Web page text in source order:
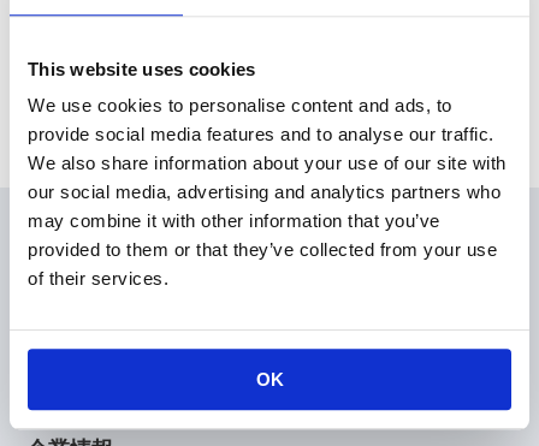
This website uses cookies
We use cookies to personalise content and ads, to
provide social media features and to analyse our traffic.
We also share information about your use of our site with
our social media, advertising and analytics partners who
may combine it with other information that you’ve
provided to them or that they’ve collected from your use
of their services.
OK
Archive
会員
製品情報
アプリケーションガイド
技術サポート